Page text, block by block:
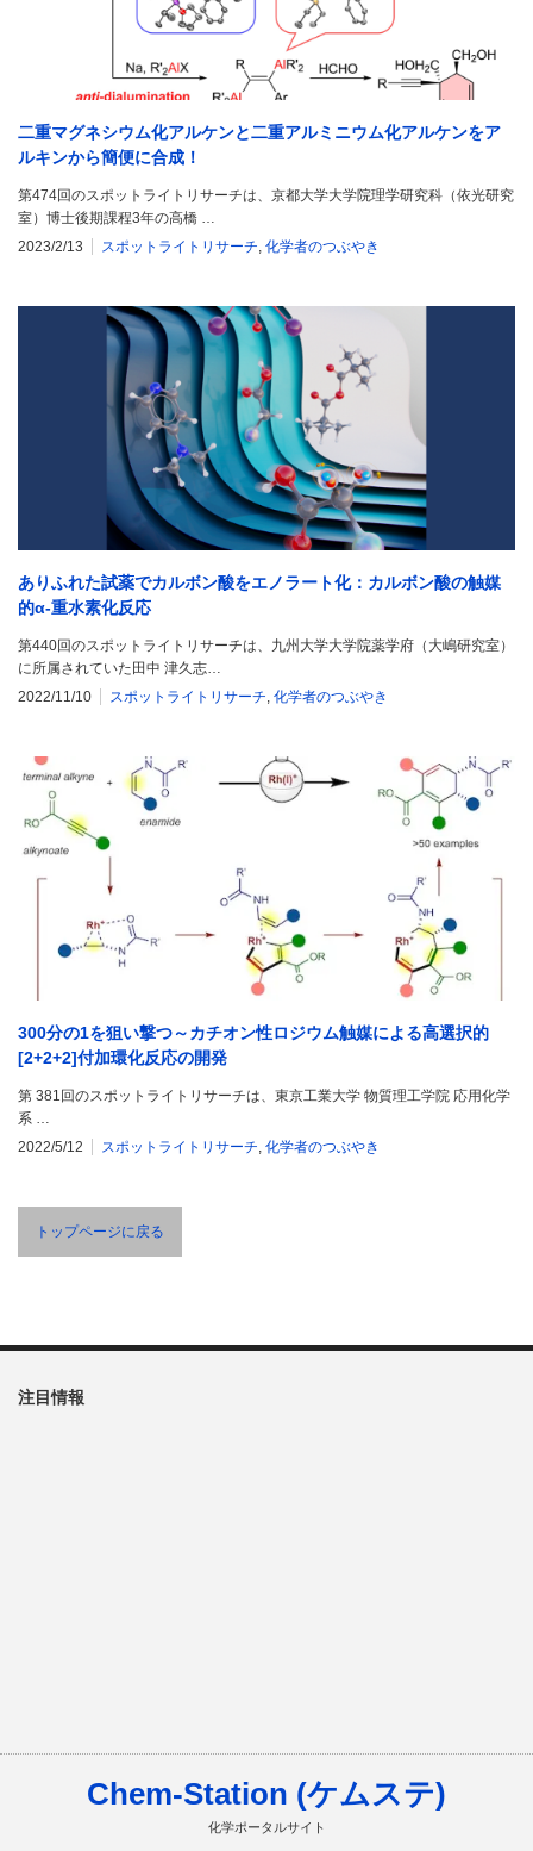
二重マグネシウム化アルケンと二重アルミニウム化アルケンをア
ルキンから簡便に合成！
第474回のスポットライトリサーチは、京都大学大学院理学研究科（依光研究
室）博士後期課程3年の高橋 …
2023/2/13
スポットライトリサーチ, 化学者のつぶやき
ありふれた試薬でカルボン酸をエノラート化：カルボン酸の触媒
的α-重水素化反応
第440回のスポットライトリサーチは、九州大学大学院薬学府（大嶋研究室）
に所属されていた田中 津久志…
2022/11/10
スポットライトリサーチ, 化学者のつぶやき
300分の1を狙い撃つ～カチオン性ロジウム触媒による高選択的
[2+2+2]付加環化反応の開発
第 381回のスポットライトリサーチは、東京工業大学 物質理工学院 応用化学
系 …
2022/5/12
スポットライトリサーチ, 化学者のつぶやき
トップページに戻る
注目情報
Chem-Station (ケムステ)
化学ポータルサイト